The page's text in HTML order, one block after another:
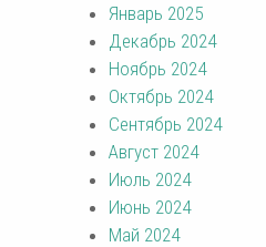
Январь 2025
Декабрь 2024
Ноябрь 2024
Октябрь 2024
Сентябрь 2024
Август 2024
Июль 2024
Июнь 2024
Май 2024